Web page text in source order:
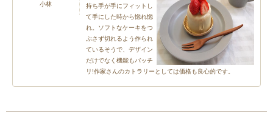
小林
持ち手が手にフィットし
て手にした時から惚れ惚
れ。ソフトなケーキをつ
ぶさず切れるよう作られ
ているそうで、デザイン
だけでなく機能もバッチ
リ!作家さんのカトラリーとしては価格も良心的です。